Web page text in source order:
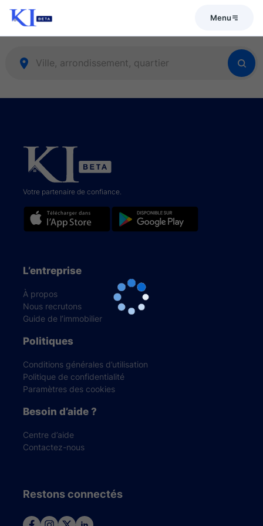
Menu
Votre partenaire de confiance.
L’entreprise
À propos
Nous recrutons
Guide de l’immobilier
Politiques
Conditions générales d’utilisation
Politique de confidentialité
Paramètres des cookies
Besoin d’aide ?
Centre d’aide
Contactez-nous
Restons connectés